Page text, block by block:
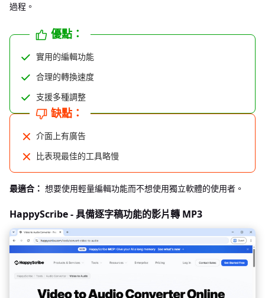
過程。
優點：
實用的編輯功能
合理的轉換速度
支援多種調整
缺點：
介面上有廣告
比表現最佳的工具略慢
最適合： 想要使用輕量編輯功能而不想使用獨立軟體的使用者。
HappyScribe - 具備逐字稿功能的影片轉 MP3